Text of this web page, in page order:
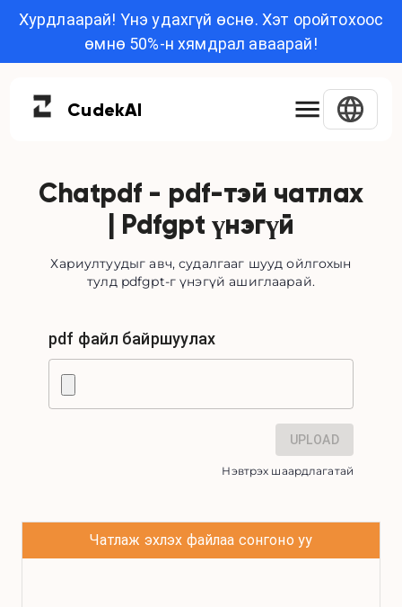
Хурдлаарай! Үнэ удахгүй өснө. Хэт оройтохоос
өмнө 50%-н хямдрал аваарай!
CudekAI
Chatpdf - pdf-тэй чатлах
| Pdfgpt үнэгүй
Хариултуудыг авч, судалгааг шууд ойлгохын
тулд pdfgpt-г үнэгүй ашиглаарай.
pdf файл байршуулах
UPLOAD
Нэвтрэх шаардлагатай
Чатлаж эхлэх файлаа сонгоно уу